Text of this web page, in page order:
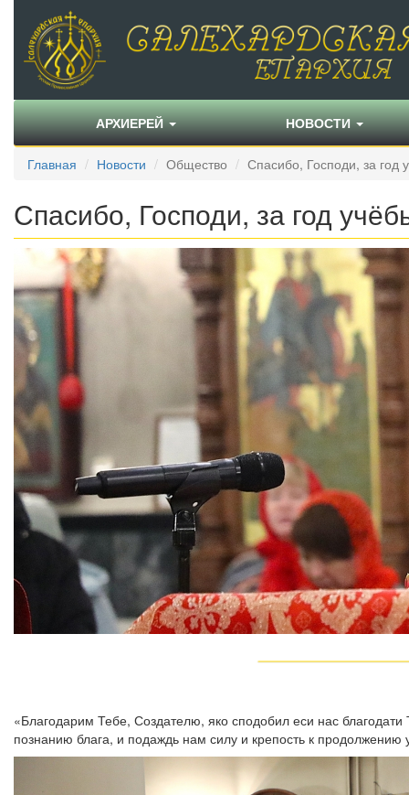
АРХИЕРЕЙ НОВОСТИ
Главная Новости Общество Спасибо, Господи, за год
Спасибо, Господи, за год
«Благодарим Тебе, Создателю, яко сподобил еси нас
познанию блага, и подаждь нам силу и крепость к продолжению